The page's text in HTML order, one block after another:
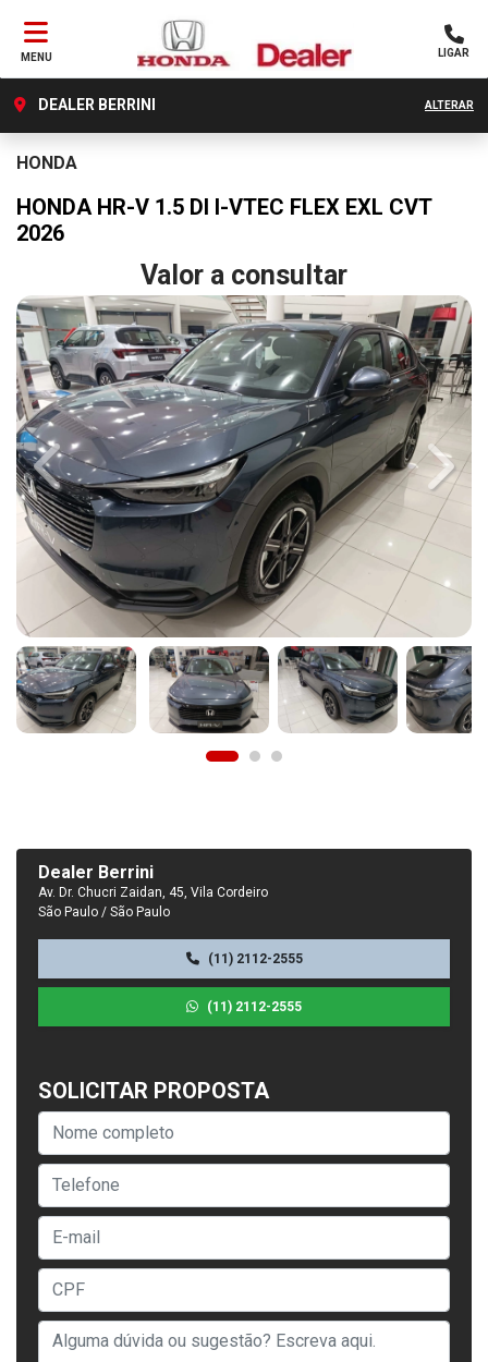
MENU LIGAR
DEALER BERRINI ALTERAR
HONDA
HONDA HR-V 1.5 DI I-VTEC FLEX EXL CVT
2026
Valor a consultar
Previous Next
Dealer Berrini
Av. Dr. Chucri Zaidan, 45, Vila Cordeiro
São Paulo / São Paulo
(11) 2112-2555
(11) 2112-2555
SOLICITAR PROPOSTA